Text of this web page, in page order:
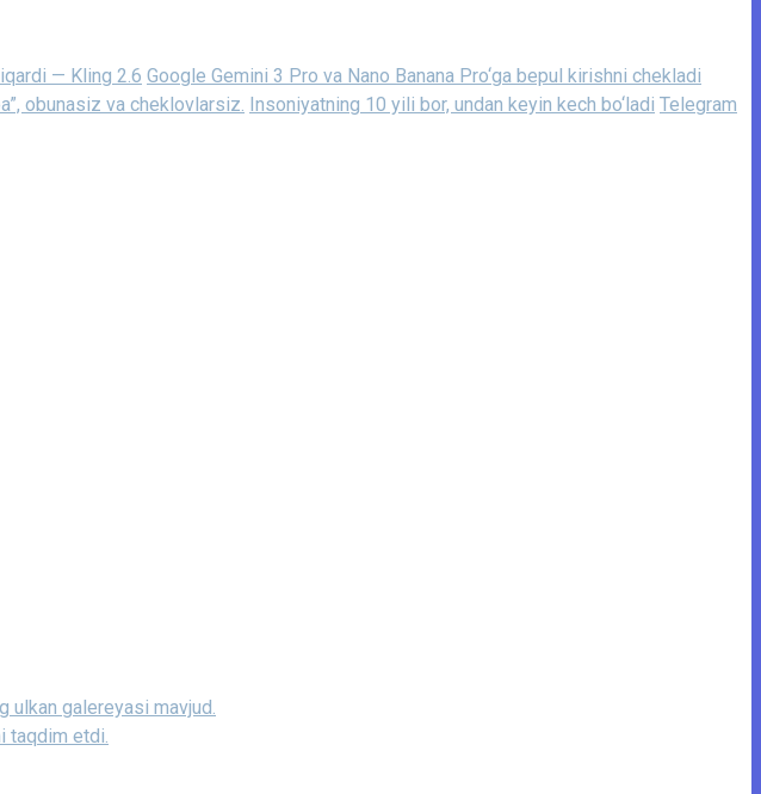
— Kling 2.6 Google Gemini 3 Pro va Nano Banana Pro‘ga bepul kirishni chekladi
obunasiz va cheklovlarsiz. Insoniyatning 10 yili bor, undan keyin kech bo‘ladi Telegram
ulkan galereyasi mavjud.
taqdim etdi.